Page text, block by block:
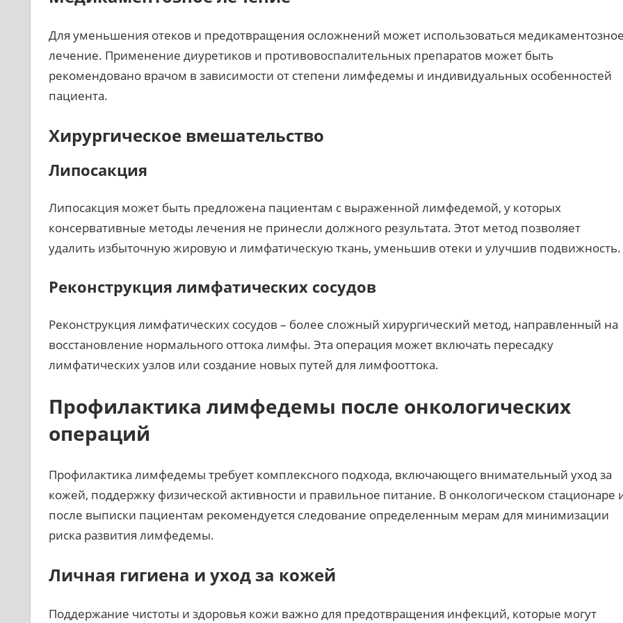
Для уменьшения отеков и предотвращения осложнений может использоваться
лечение. Применение диуретиков и противовоспалительных препаратов может быть
рекомендовано врачом в зависимости от степени лимфедемы и индивидуальных особенностей
пациента.
Хирургическое вмешательство
Липосакция
Липосакция может быть предложена пациентам с выраженной лимфедемой, у которых
консервативные методы лечения не принесли должного результата. Этот метод позволяет
удалить избыточную жировую и лимфатическую ткань, уменьшив отеки и улучшив подвижность.
Реконструкция лимфатических сосудов
Реконструкция лимфатических сосудов – более сложный хирургический метод, направленный на
восстановление нормального оттока лимфы. Эта операция может включать пересадку
лимфатических узлов или создание новых путей для лимфооттока.
Профилактика лимфедемы после онкологических
операций
Профилактика лимфедемы требует комплексного подхода, включающего внимательный уход за
кожей, поддержку физической активности и правильное питание. В онкологическом стационаре
после выписки пациентам рекомендуется следование определенным мерам для минимизации
риска развития лимфедемы.
Личная гигиена и уход за кожей
Поддержание чистоты и здоровья кожи важно для предотвращения инфекций, которые могут